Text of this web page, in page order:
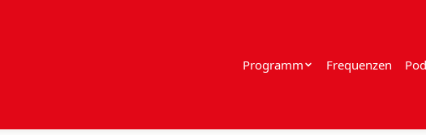
Programm Frequenzen